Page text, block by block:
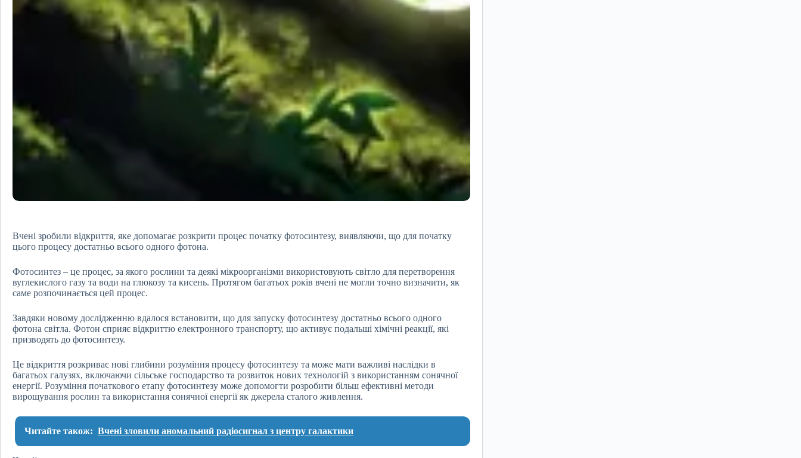
Вчені зробили відкриття, яке допомагає розкрити процес початку фотосинтезу, виявляючи, що для початку
цього процесу достатньо всього одного фотона.
Фотосинтез – це процес, за якого рослини та деякі мікроорганізми використовують світло для перетворення
вуглекислого газу та води на глюкозу та кисень. Протягом багатьох років вчені не могли точно визначити, як
саме розпочинається цей процес.
Завдяки новому дослідженню вдалося встановити, що для запуску фотосинтезу достатньо всього одного
фотона світла. Фотон сприяє відкриттю електронного транспорту, що активує подальші хімічні реакції, які
призводять до фотосинтезу.
Це відкриття розкриває нові глибини розуміння процесу фотосинтезу та може мати важливі наслідки в
багатьох галузях, включаючи сільське господарство та розвиток нових технологій з використанням сонячної
енергії. Розуміння початкового етапу фотосинтезу може допомогти розробити більш ефективні методи
вирощування рослин та використання сонячної енергії як джерела сталого живлення.
Читайте також: Вчені зловили аномальний радіосигнал з центру галактики